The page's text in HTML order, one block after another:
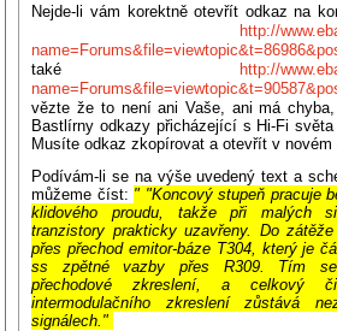
Nejde-li vám korektně otevřít odkaz na
http://
také
http://
vězte že to není ani Vaše, ani má
Bastlírny odkazy přicházející s Hi-Fi světa
Musíte odkaz zkopírovat a otevřít v novém
Podívám-li se na výše uvedený text a
můžeme číst: " "Koncový stupeň pracuje
klidového proudu, takže při malých
tranzistory prakticky uzavřeny. Do
přes přechod emitor-báze T304, který je
ss zpětné vazby přes R309. Tím se
přechodové zkreslení, a celkový
intermodulačního zkreslení zůstává
signálech."